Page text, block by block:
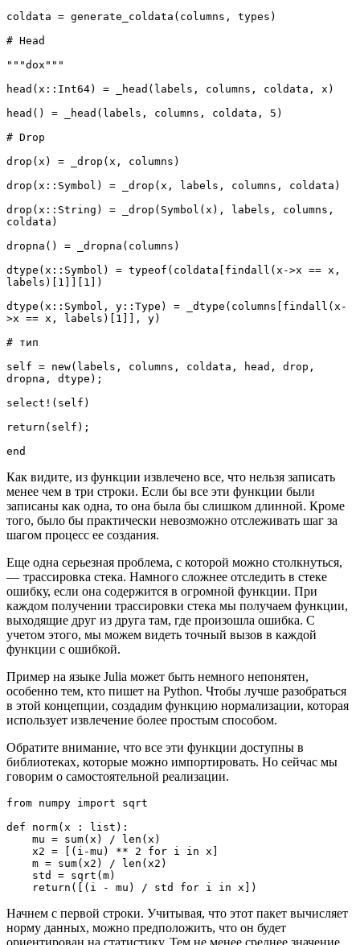
coldata = generate_coldata(columns, types)
# Head
"""dox"""
head(x::Int64) = _head(labels, columns, coldata, x)
head() = _head(labels, columns, coldata, 5)
# Drop
drop(x) = _drop(x, columns)
drop(x::Symbol) = _drop(x, labels, columns, coldata)
drop(x::String) = _drop(Symbol(x), labels, columns,
coldata)
dropna() = _dropna(columns)
dtype(x::Symbol) = typeof(coldata[findall(x->x == x,
labels)[1]][1])
dtype(x::Symbol, y::Type) = _dtype(columns[findall(x-
>x == x, labels)[1]], y)
# тип
self = new(labels, columns, coldata, head, drop,
dropna, dtype);
select!(self)
return(self);
end
Как видите, из функции извлечено все, что нельзя записать
менее чем в три строки. Если бы все эти функции были
записаны как одна, то она была бы слишком длинной. Кроме
того, было бы практически невозможно отслеживать шаг за
шагом процесс ее создания.
Еще одна серьезная проблема, с которой можно столкнуться,
— трассировка стека. Намного сложнее отследить в стеке
ошибку, если она содержится в огромной функции. При
каждом получении трассировки стека мы получаем функции,
выходящие друг из друга там, где произошла ошибка. С
учетом этого, мы можем видеть точный вызов в каждой
функции с ошибкой.
Пример на языке Julia может быть немного непонятен,
особенно тем, кто пишет на Python. Чтобы лучше разобраться
в этой концепции, создадим функцию нормализации, которая
использует извлечение более простым способом.
Обратите внимание, что все эти функции доступны в
библиотеках, которые можно импортировать. Но сейчас мы
говорим о самостоятельной реализации.
from numpy import sqrt
def norm(x : list):
    return([(i - mu) / std for i in x])
Начнем с первой строки. Учитывая, что этот пакет вычисляет
норму данных, можно предположить, что он будет